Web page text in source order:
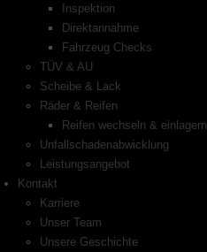
Inspektion
Direktannahme
Fahrzeug Checks
TÜV & AU
Scheibe & Lack
Räder & Reifen
Reifen wechseln & einlagern
Unfallschadenabwicklung
Leistungsangebot
Kontakt
Karriere
Unser Team
Unsere Geschichte